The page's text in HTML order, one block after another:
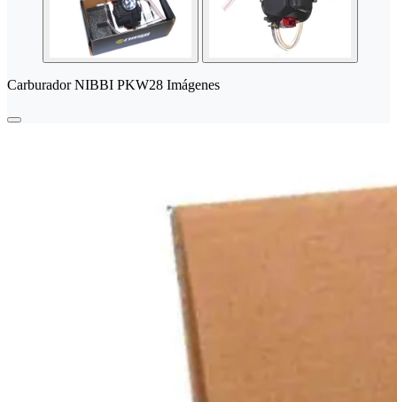
Carburador NIBBI PKW28 Imágenes